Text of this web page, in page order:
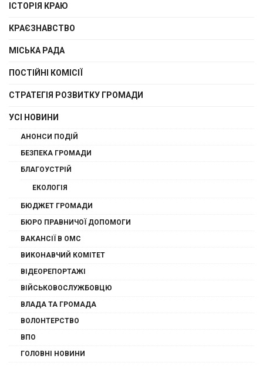
ІСТОРІЯ КРАЮ
КРАЄЗНАВСТВО
МІСЬКА РАДА
ПОСТІЙНІ КОМІСІЇ
СТРАТЕГІЯ РОЗВИТКУ ГРОМАДИ
УСІ НОВИНИ
АНОНСИ ПОДІЙ
БЕЗПЕКА ГРОМАДИ
БЛАГОУСТРІЙ
ЕКОЛОГІЯ
БЮДЖЕТ ГРОМАДИ
БЮРО ПРАВНИЧОЇ ДОПОМОГИ
ВАКАНСІЇ В ОМС
ВИКОНАВЧИЙ КОМІТЕТ
ВІДЕОРЕПОРТАЖІ
ВІЙСЬКОВОСЛУЖБОВЦЮ
ВЛАДА ТА ГРОМАДА
ВОЛОНТЕРСТВО
ВПО
ГОЛОВНІ НОВИНИ